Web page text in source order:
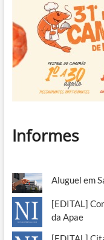
Informes
Aluguel em
[EDITAL]
da Apae